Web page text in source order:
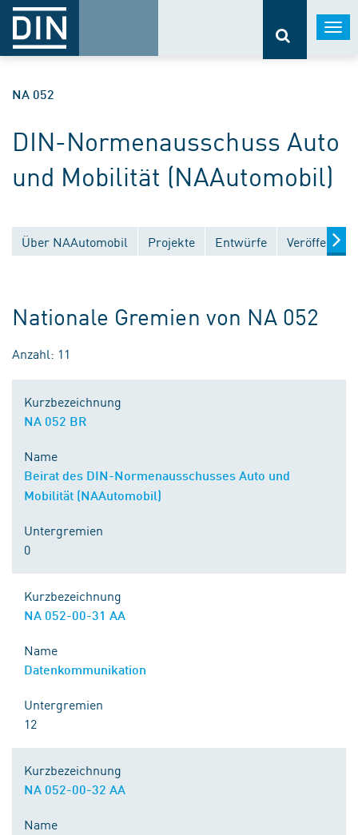
NA 052
DIN-Normenausschuss Auto
und Mobilität (NAAutomobil)
Über NAAutomobil Projekte Entwürfe
Nationale Gremien von NA 052
Anzahl: 11
Kurzbezeichnung
NA 052 BR
Name
Beirat des DIN-Normenausschusses Auto und
Mobilität (NAAutomobil)
Untergremien
0
Kurzbezeichnung
NA 052-00-31 AA
Name
Datenkommunikation
Untergremien
12
Kurzbezeichnung
NA 052-00-32 AA
Name